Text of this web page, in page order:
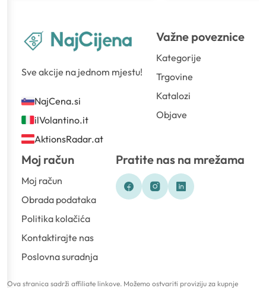
Sve akcije na jednom mjestu!
NajCena.si
ilVolantino.it
AktionsRadar.at
Važne poveznice
Kategorije
Trgovine
Katalozi
Objave
Moj račun
Moj račun
Obrada podataka
Politika kolačića
Kontaktirajte nas
Poslovna suradnja
Pratite nas na mrežama
Ova stranica sadrži affiliate linkove. Možemo ostvariti proviziju za kupnje